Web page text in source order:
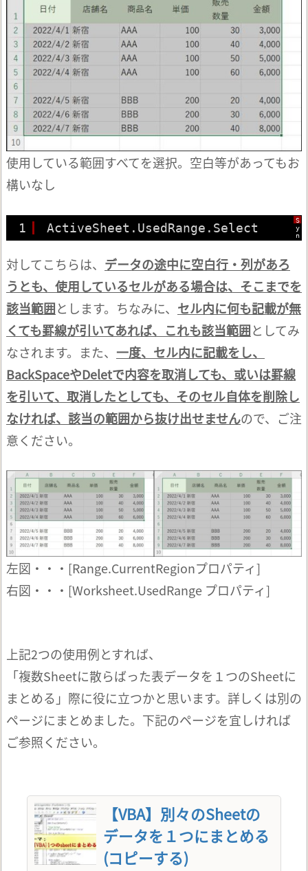
使用している範囲すべてを選択。空白等があってもお
構いなし
S
y
n
t
g
h
i
g
e
て
1 ActiveSheet.UsedRange.Select
対してこちらは、 データの途中に空白行・列があろ
うとも、使用しているセルがある場合は、そこまでを
該当範囲とします。ちなみに、 セル内に何も記載が無
くても罫線が引いてあれば、これも該当範囲としてみ
なされます。また、 一度、セル内に記載をし、
BackSpaceやDeletで内容を取消しても、或いは罫線
を引いて、取消したとしても、そのセル自体を削除し
なければ、該当の範囲から抜け出せませんので、ご注
意ください。
左図・・・[Range.CurrentRegionプロパティ]
右図・・・[Worksheet.UsedRange プロパティ]
上記2つの使用例とすれば、
「複数Sheetに散らばった表データを１つのSheetに
まとめる」際に役に立つかと思います。詳しくは別の
ページにまとめました。下記のページを宜しければ
ご参照ください。
【VBA】別々のSheetの
データを１つにまとめる
(コピーする)